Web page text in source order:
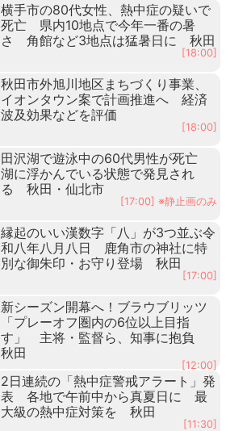
横手市の80代女性、熱中症の疑いで
死亡 県内10地点で今年一番の暑
さ 角館など3地点は猛暑日に 秋田
[18:00]
秋田市外旭川地区まちづくり事業、
イオンタウン案で計画推進へ 経済
波及効果などを評価
[18:00]
田沢湖で遊泳中の60代男性が死亡
湖に浮かんでいる状態で発見され
る 秋田・仙北市
[17:00] ※静止画のみ
縁起のいい漢数字「八」が3つ並ぶ令
和八年八月八日 鹿角市の神社に特
別な御朱印・お守り登場 秋田
[17:00]
新シーズン開幕へ！ブラウブリッツ
「プレーオフ圏内の6位以上目指
す」 主将・監督ら、知事に抱負
秋田
[12:00]
2日連続の「熱中症警戒アラート」発
表 各地で午前中から真夏日に 最
大級の熱中症対策を 秋田
[11:30]